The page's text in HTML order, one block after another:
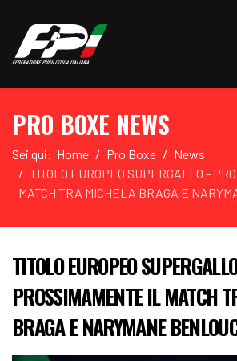
PRO BOXE NEWS
Sei qui: Home Pro Boxe
News
TITOLO EUROPEO SUPERGALLO -
MATCH TRA MICHELA BRAGA E
TITOLO EUROPEO
PROSSIMAMENTE IL MATCH
BRAGA E NARYMANE